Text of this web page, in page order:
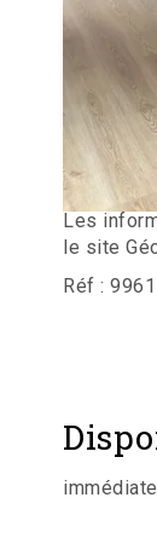
une
Type 3
exposé !
Une
Une
Les
le site
Réf :
immédiate